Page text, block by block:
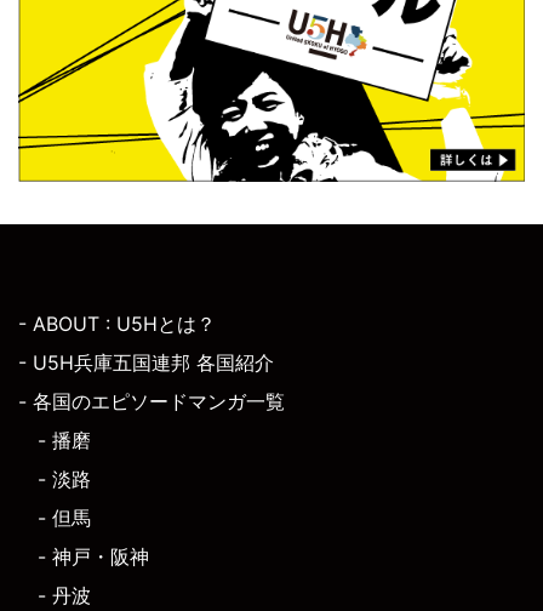
- ABOUT : U5Hとは？
- U5H兵庫五国連邦 各国紹介
- 各国のエピソードマンガ一覧
- 播磨
- 淡路
- 但馬
- 神戸・阪神
- 丹波